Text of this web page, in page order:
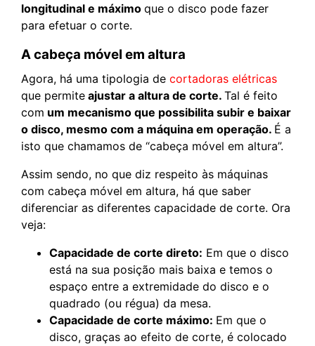
longitudinal e máximo que o disco pode fazer
para efetuar o corte.
A cabeça móvel em altura
Agora, há uma tipologia de cortadoras elétricas
que permite ajustar a altura de corte. Tal é feito
com um mecanismo que possibilita subir e baixar
o disco, mesmo com a máquina em operação. É a
isto que chamamos de “cabeça móvel em altura”.
Assim sendo, no que diz respeito às máquinas
com cabeça móvel em altura, há que saber
diferenciar as diferentes capacidade de corte. Ora
veja:
Capacidade de corte direto: Em que o disco
está na sua posição mais baixa e temos o
espaço entre a extremidade do disco e o
quadrado (ou régua) da mesa.
Capacidade de corte máximo: Em que o
disco, graças ao efeito de corte, é colocado